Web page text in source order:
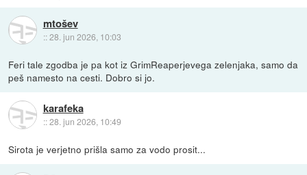
mtošev
::28. jun 2026, 10:03
Feri tale zgodba je pa kot iz GrimReaperjevega zelenjaka, samo da
peš namesto na cesti. Dobro si jo.
karafeka
::28. jun 2026, 10:49
Sirota je verjetno prišla samo za vodo prosit...